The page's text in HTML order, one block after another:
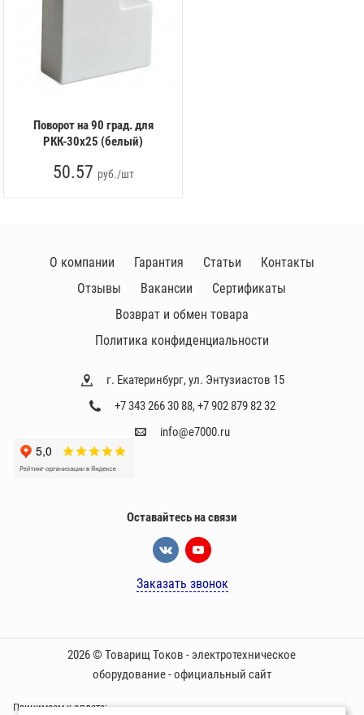
Поворот на 90 град. для
РКК-30х25 (белый)
50.57 руб./шт
г. Екатеринбург, ул. Энтузиастов 15
+7 343 266 30 88,+7 902 879 82 32
info@e7000.ru
О компании Гарантия Статьи
Контакты
Отзывы
Вакансии
Сертификаты
Возврат и обмен товара
Политика конфиденциальности
Оставайтесь на связи
Заказать звонок
2026 © Товарищ Токов - электротехническое
оборудование - официальный сайт
Принимаем к оплате: